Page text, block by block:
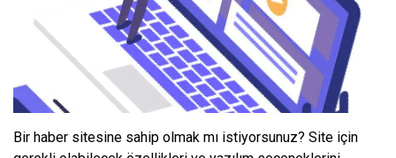
Bir haber sitesine sahip olmak mı istiyorsunuz? Site için